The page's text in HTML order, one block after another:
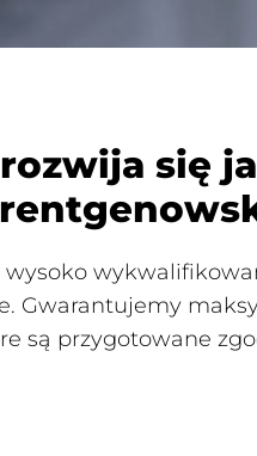
się
wysoko
Gwarantujemy
są przygotowane